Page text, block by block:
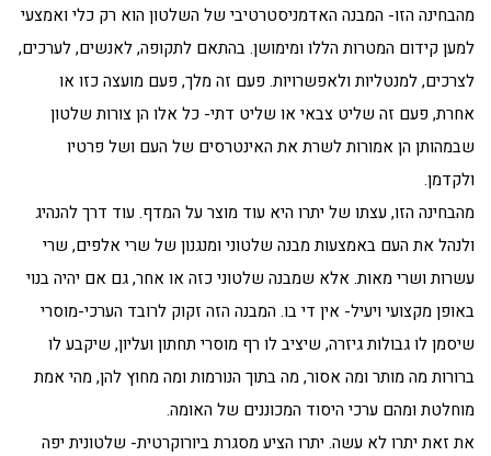
מהבחינה הזו- המבנה האדמניסטרטיבי של השלטון הוא רק כלי ואמצעי
למען קידום המטרות הללו ומימושן. בהתאם לתקופה, לאנשים, לערכים,
לצרכים, למנטליות ולאפשרויות. פעם זה מלך, פעם מועצה כזו או
אחרת, פעם זה שליט צבאי או שליט דתי- כל אלו הן צורות שלטון
שבמהותן הן אמורות לשרת את האינטרסים של העם ושל פרטיו
ולקדמן.
מהבחינה הזו, עצתו של יתרו היא עוד מוצר על המדף. עוד דרך להנהיג
ולנהל את העם באמצעות מבנה שלטוני ומנגנון של שרי אלפים, שרי
עשרות ושרי מאות. אלא שמבנה שלטוני כזה או אחר, גם אם יהיה בנוי
באופן מקצועי ויעיל- אין די בו. המבנה הזה זקוק לרובד הערכי-מוסרי
שיסמן לו גבולות גיזרה, שיציב לו רף מוסרי תחתון ועליון, שיקבע לו
ברורות מה מותר ומה אסור, מה בתוך הנורמות ומה מחוץ להן, מהי אמת
מוחלטת ומהם ערכי היסוד המכוננים של האומה.
את זאת יתרו לא עשה. יתרו הציע מסגרת ביורוקרטית- שלטונית יפה